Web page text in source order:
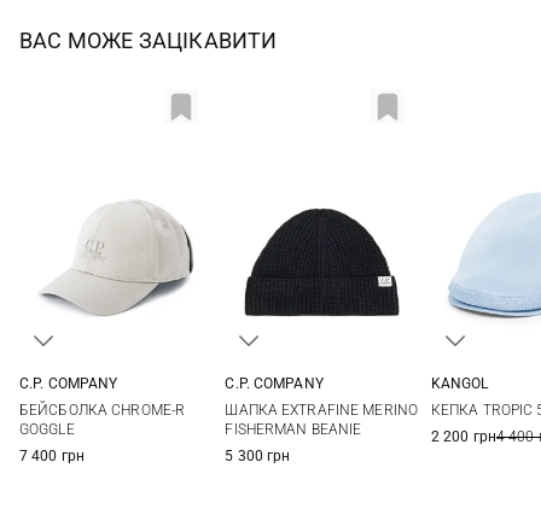
ВАС МОЖЕ ЗАЦІКАВИТИ
C.P. COMPANY
БЕЙСБОЛКА CHROME-R
GOGGLE
7 400 грн
C.P. COMPANY
ШАПКА EXTRAFINE MERINO
FISHERMAN BEANIE
5 300 грн
KANGOL
КЕПКА TROPIC
2 200 грн4 400